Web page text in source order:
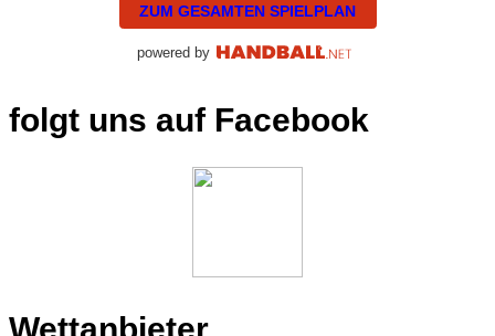
ZUM GESAMTEN SPIELPLAN
powered by
folgt uns auf Facebook